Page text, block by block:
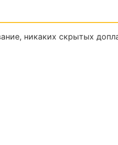
никаких скрытых